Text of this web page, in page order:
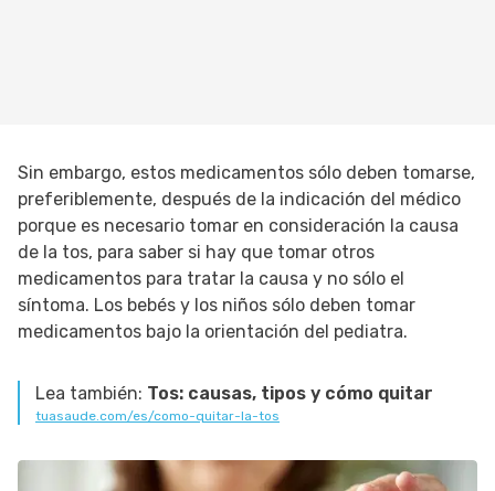
Sin embargo, estos medicamentos sólo deben tomarse,
preferiblemente, después de la indicación del médico
porque es necesario tomar en consideración la causa
de la tos, para saber si hay que tomar otros
medicamentos para tratar la causa y no sólo el
síntoma. Los bebés y los niños sólo deben tomar
medicamentos bajo la orientación del pediatra.
Lea también: Tos: causas, tipos y cómo quitar
tuasaude.com/es/como-quitar-la-tos